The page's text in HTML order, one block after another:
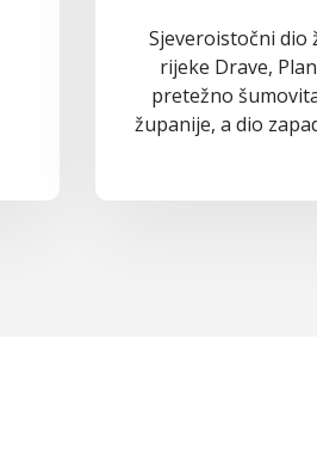
Sjeveroistočni dio
rijeke Drave,
pretežno
županije, a dio